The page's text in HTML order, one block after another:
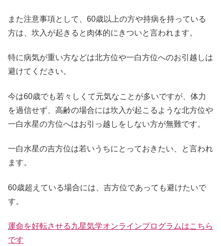
また注意事項として、60歳以上の方や持病を持っている
方は、坎入が起きると肉体的にきついと言われます。
特に病気が重い方などは北方位や一白方位へのお引越しは
避けてください。
今は60歳でも若々しくて元気なことが多いですが、体力
を過信せず、高齢の場合には坎入が起こるような北方位や
一白水星の方位へはお引っ越しをしない方が無難です。
一白水星の吉方位は若いうちにとっておきたい、と言われ
ます。
60歳超えている場合には、吉方位であっても避けたいで
す。
運命を好転させる九星気学オンラインプログラムはこちら
です